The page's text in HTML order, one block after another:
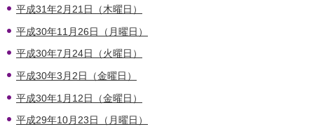
平成31年2月21日（木曜日）
平成30年11月26日（月曜日）
平成30年7月24日（火曜日）
平成30年3月2日（金曜日）
平成30年1月12日（金曜日）
平成29年10月23日（月曜日）